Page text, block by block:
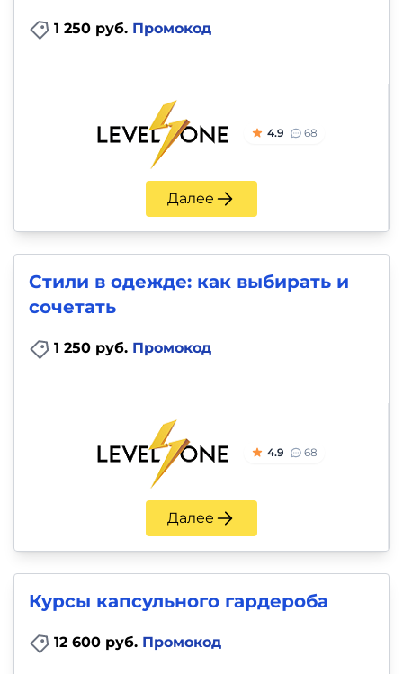
1 250 руб. Промокод
4.9 68
Далее
Стили в одежде: как выбирать и
сочетать
1 250 руб. Промокод
4.9 68
Далее
Курсы капсульного гардероба
12 600 руб. Промокод